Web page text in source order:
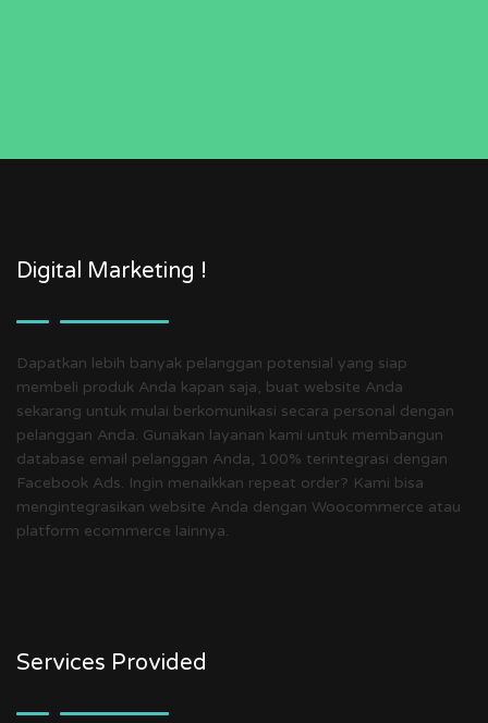
Digital Marketing !
Dapatkan lebih banyak pelanggan potensial yang siap
membeli produk Anda kapan saja, buat website Anda
sekarang untuk mulai berkomunikasi secara personal dengan
pelanggan Anda. Gunakan layanan kami untuk membangun
database email pelanggan Anda, 100% terintegrasi dengan
Facebook Ads. Ingin menaikkan repeat order? Kami bisa
mengintegrasikan website Anda dengan Woocommerce atau
platform ecommerce lainnya.
Services Provided